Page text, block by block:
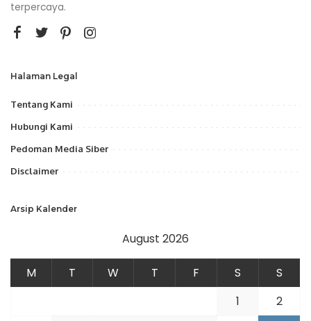
terpercaya.
Halaman Legal
Tentang Kami
Hubungi Kami
Pedoman Media Siber
Disclaimer
Arsip Kalender
August 2026
M T W T F S
S
1
2